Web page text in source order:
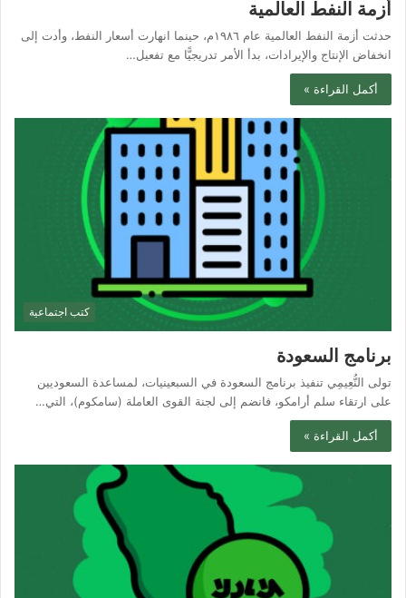
أزمة النفط العالمية
حدثت أزمة النفط العالمية عام ١٩٨٦م، حينما انهارت أسعار النفط، وأدت إلى
انخفاض الإنتاج والإيرادات، بدأ الأمر تدريجيًّا مع تفعيل…
أكمل القراءة »
كتب اجتماعية
برنامج السعودة
تولى النُّعِيمِي تنفيذ برنامج السعودة في السبعينيات، لمساعدة السعوديين
على ارتقاء سلم أرامكو، فانضم إلى لجنة القوى العاملة (سامكوم)، التي…
أكمل القراءة »